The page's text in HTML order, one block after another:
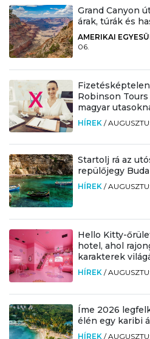
Grand Canyon
árak, túrák és
AMERIKAI
06.
Robinson
magyar
HÍREK /
Startolj rá az
repülőjegy
HÍREK /
Hello Kitty-
hotel, ahol
karakterek
HÍREK /
Íme 2026
élén egy karibi
HÍREK /